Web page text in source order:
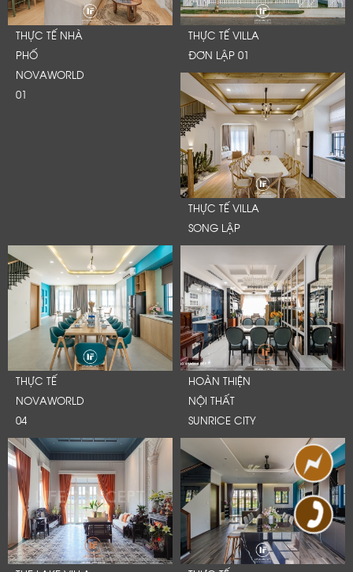
THỰC TẾ NHÀ
PHỐ
NOVAWORLD
01
THỰC TẾ VILLA
ĐƠN LẬP 01
THỰC TẾ VILLA
SONG LẬP
THỰC TẾ
NOVAWORLD
04
HOÀN THIỆN
NỘI THẤT
SUNRICE CITY